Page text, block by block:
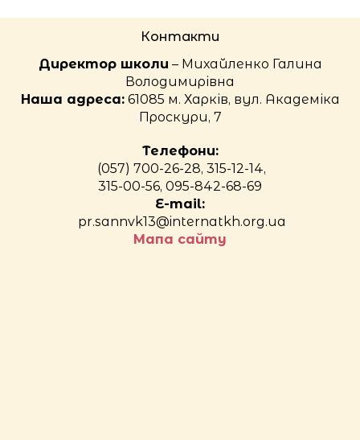
Контакти
Директор школи – Михайленко Галина
Володимирівна
Наша адреса:61085 м. Харків, вул. Академіка
Проскури, 7
Телефони:
(057) 700-26-28, 315-12-14,
315-00-56, 095-842-68-69
E-mail:
pr.sannvk13@internatkh.org.ua
Мапа сайту